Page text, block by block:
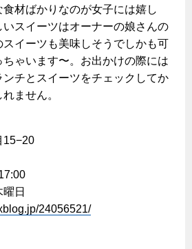
材ばかりなのが女子には嬉し
スイーツはオーナーの娘さんの
イーツも美味しそうでしかも可
ゃいます〜。お出かけの際には
チとスイーツをチェックしてか
ません。
15−20
日
24056521/